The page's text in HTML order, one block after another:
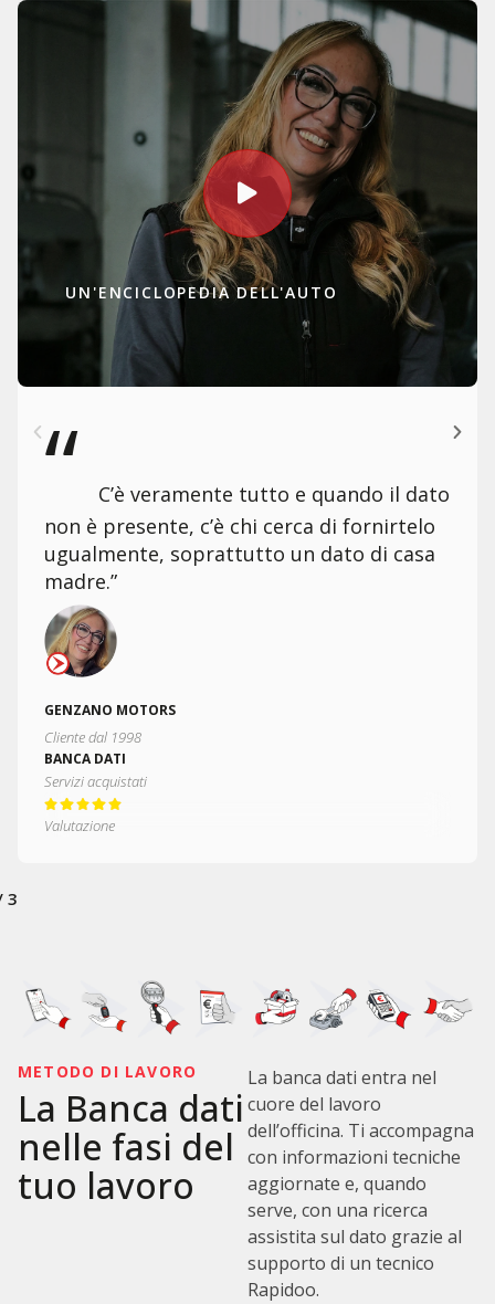
“
C’è veramente tutto e quando il dato
non è presente, c’è chi cerca di fornirtelo
ugualmente, soprattutto un dato di casa
madre.”
GENZANO MOTORS
Cliente dal 1998
BANCA DATI
Servizi acquistati
Valutazione
UN'ENCICLOPEDIA DELL'AUTO
3
METODO DI LAVORO
La Banca dati
nelle fasi del
tuo lavoro
La banca dati entra nel
cuore del lavoro
dell’officina. Ti accompagna
con informazioni tecniche
aggiornate e, quando
serve, con una ricerca
assistita sul dato grazie al
supporto di un tecnico
Rapidoo.